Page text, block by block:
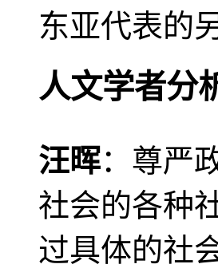
东亚代表的
人文学者分
汪晖：尊严
社会的各种
过具体的社